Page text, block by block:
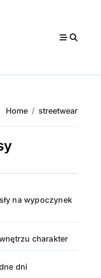
Home streetwear
na wypoczynek
charakter
dni